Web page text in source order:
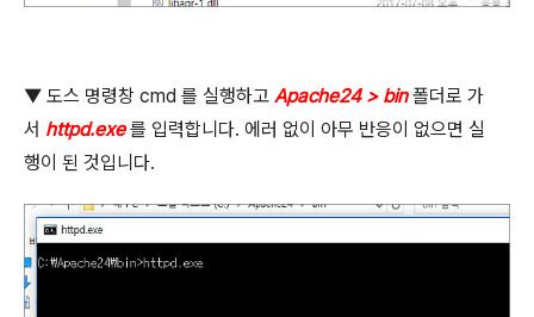
▼ 도스 명령창 cmd 를 실행하고 Apache24 > bin폴더로 가
서 httpd.exe 를 입력합니다. 에러 없이 아무 반응이 없으면 실
행이 된 것입니다.